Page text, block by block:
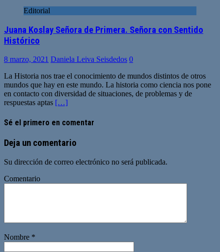
Editorial
Juana Koslay Señora de Primera. Señora con Sentido
Histórico
8 marzo, 2021 Daniela Leiva Seisdedos 0
La Historia nos trae el conocimiento de mundos distintos de otros
mundos que hay en este mundo. La historia como ciencia nos pone
en contacto con diversidad de situaciones, de problemas y de
respuestas aptas […]
Sé el primero en comentar
Deja un comentario
Su dirección de correo electrónico no será publicada.
Comentario
Nombre *